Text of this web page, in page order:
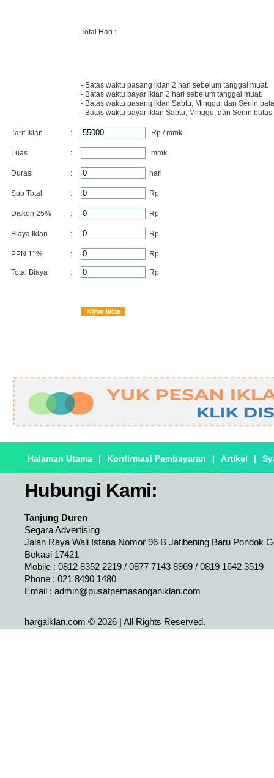
Total Hari :
- Batas waktu pasang iklan 2 hari sebelum tanggal muat.
- Batas waktu bayar iklan 2 hari sebelum tanggal muat.
- Batas waktu pasang iklan Sabtu, Minggu, dan Senin
- Batas waktu bayar iklan Sabtu, Minggu, dan Senin batas
Tarif Iklan : Rp / mmk
Luas : mmk
Durasi : hari
Sub Total : Rp
Diskon 25% : Rp
Biaya Iklan : Rp
PPN 11% : Rp
Total Biaya : Rp
Halaman Utama | Konfirmasi Pembayaran | Artikel |
Hubungi Kami:
Tanjung Duren
Segara Advertising
Jalan Raya Wali Istana Nomor 96 B Jatibening Baru Pondok
Bekasi 17421
Mobile : 0812 8352 2219 / 0877 7143 8969 / 0819 1642 3519
Phone : 021 8490 1480
Email : admin@pusatpemasanganiklan.com
hargaiklan.com © 2026 | All Rights Reserved.